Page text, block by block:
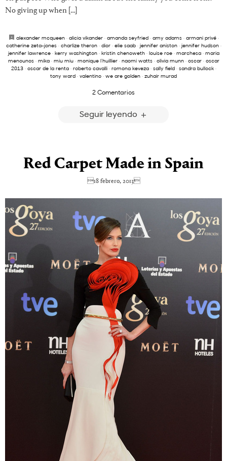
No giving up when […]
alexander mcqueen· alicia vikander· amanda seyfried· amy adams· armani privé·
catherine zeta-jones· charlize theron· dior· elie saab· jennifer aniston· jennifer hudson·
jennifer lawrence· kerry washington· kristin chenoweth· louise roe· marchesa· maria
menounos· mika· miu miu· monique l’huillier· naomi watts· olivia munn· oscar· oscar
2013· oscar de la renta· roberto cavalli· romona keveza· sally field· sandra bullock·
tony ward · valentino · we are golden · zuhair murad
2 Comentarios
Seguir leyendo
Red Carpet Made in Spain
18 febrero, 2013